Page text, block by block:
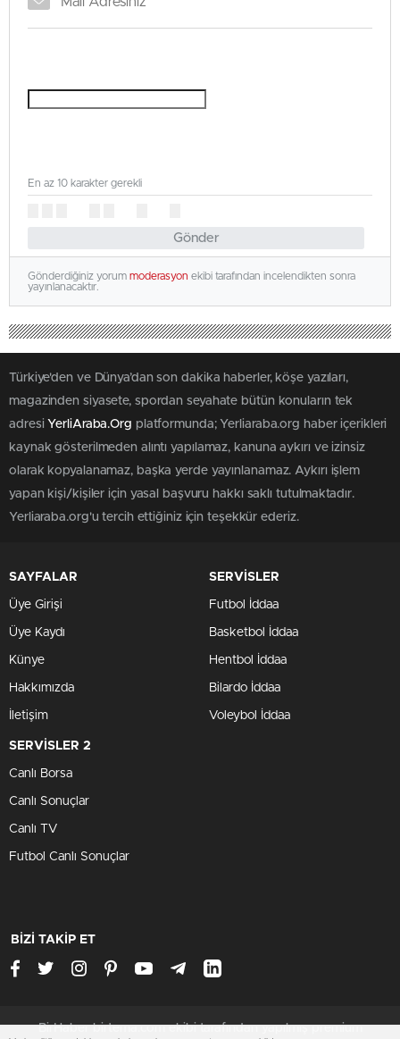
Gönder
En az 10 karakter gerekli
Gönderdiğiniz yorum moderasyon ekibi tarafından incelendikten sonra
yayınlanacaktır.
Türkiye'den ve Dünya’dan son dakika haberler, köşe yazıları,
magazinden siyasete, spordan seyahate bütün konuların tek
adresi YerliAraba.Org platformunda; Yerliaraba.org haber içerikleri
kaynak gösterilmeden alıntı yapılamaz, kanuna aykırı ve izinsiz
olarak kopyalanamaz, başka yerde yayınlanamaz. Aykırı işlem
yapan kişi/kişiler için yasal başvuru hakkı saklı tutulmaktadır.
Yerliaraba.org'u tercih ettiğiniz için teşekkür ederiz.
SAYFALAR
Üye Girişi
Üye Kaydı
Künye
Hakkımızda
İletişim
SERVİSLER
Futbol İddaa
Basketbol İddaa
Hentbol İddaa
Bilardo İddaa
Voleybol İddaa
SERVİSLER 2
Canlı Borsa
Canlı Sonuçlar
Canlı TV
Futbol Canlı Sonuçlar
BİZİ TAKİP ET
BirHaber birtema.com ekibi tarafından yapılmış premium